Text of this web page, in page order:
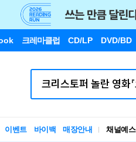
크레마클럽 CD/LP DVD/BD
이벤트 바이백 매장안내 채널예스